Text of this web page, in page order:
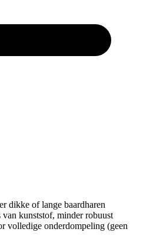
dikke of lange baardharen
kunststof, minder robuust
volledige onderdompeling (geen